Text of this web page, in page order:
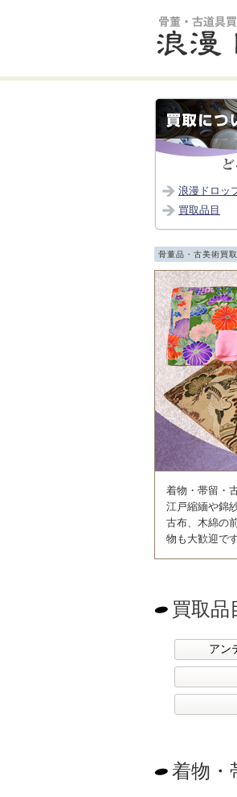
浪漫ドロッ
買取品目
骨董品・古美術買
着物・帯留・
江戸縮緬や錦
古布、木綿の
物も大歓迎です
買取品
アン
着物・